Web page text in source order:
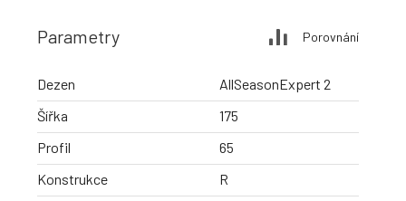
Parametry Porovnání
Dezen
AllSeasonExpert 2
Šířka
175
Profil
65
Konstrukce
R